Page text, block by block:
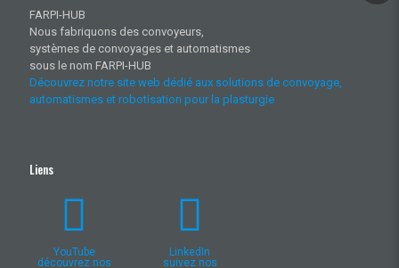
FARPI-HUB
Nous fabriquons des convoyeurs,
systèmes de convoyages et automatismes
sous le nom FARPI-HUB
Découvrez notre site web dédié aux solutions de convoyage,
automatismes et robotisation pour la plasturgie
Liens
YouTube
découvrez nos
LinkedIn
suivez nos